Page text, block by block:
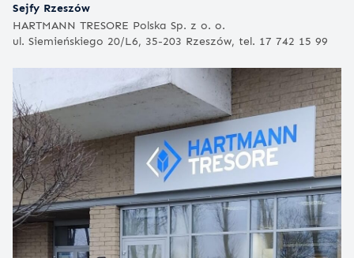
Sejfy Rzeszów
HARTMANN TRESORE Polska Sp. z o. o.
ul. Siemieńskiego 20/L6, 35-203 Rzeszów, tel. 17 742 15 99